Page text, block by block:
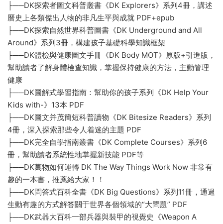
├──DK探索者圖文科普叢書《DK Explorers》系列4冊，講述
曆史上各類傑出人物的非凡生平與成就 PDF+epub
├──DK探索自然世界科普圖書《DK Underground and All
Around》系列3冊，構建孩子基礎科學知識框架
├──DK體檢與健康圖文手冊《DK Body MOT》原版+引進版，
幫助讀者了解身體檢查知識，掌握保持健康的方法，主動管理
健康
├──DK圖解式學習指南：幫助你的孩子系列《DK Help Your
Kids with-》13本 PDF
├──DK圖文并茂簡短科普讀物《DK Bitesize Readers》系列
4冊，深入探索那些令人着迷的主題 PDF
├──DK完全自學指南叢書《DK Complete Courses》系列6
冊，幫助讀者系統性地掌握新技能 PDF等
├──DK萬物如何運轉 DK The Way Things Work Now 非常有
趣的一本書，推薦給大家！！
├──DK問答式百科全書《DK Big Questions》系列11冊，通過
生動有趣的方式解答關于世界各個領域的“大問題” PDF
├──DK武器大百科一部兵器與裝甲的視覺史《Weapon A